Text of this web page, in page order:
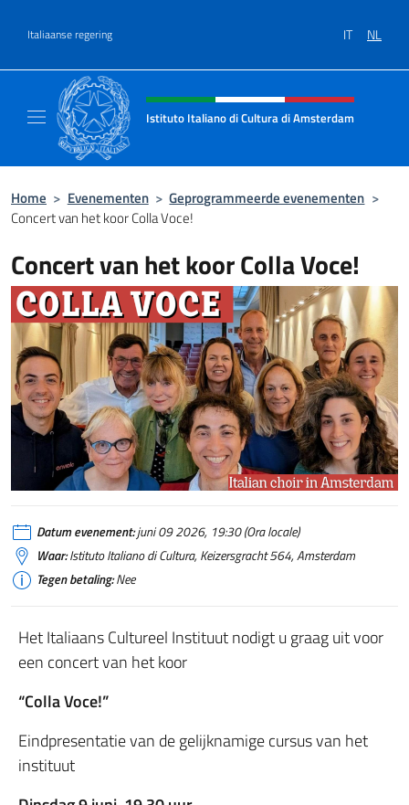
Italiaanse regering IT NL
Intestazione sito, social e menù
Istituto Italiano di Cultura di Amsterdam
Home > Evenementen > Geprogrammeerde evenementen >
Concert van het koor Colla Voce!
Concert van het koor Colla Voce!
Datum evenement:juni 09 2026, 19:30 (Ora locale)
Waar:Istituto Italiano di Cultura, Keizersgracht 564, Amsterdam
Tegen betaling:Nee
Het Italiaans Cultureel Instituut nodigt u graag uit voor
een concert van het koor
“Colla Voce!”
Eindpresentatie van de gelijknamige cursus van het
instituut